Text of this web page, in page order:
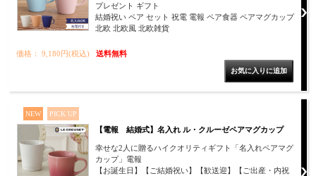
プレゼント ギフト
結婚祝い ペア セット 祝電 電報 ペア食器 ペアマグカップ
北欧 北欧風 北欧雑貨
価格： 9,180円(税込) 送料無料
NEW PICK UP
【電報 結婚式】名入れ ル・クルーゼペアマグカップ
幸せな2人に贈るハイクオリティギフト「名入れペアマグ
カップ」電報
【お誕生日】【ご結婚祝い】【歓送迎】【ご出産・内祝